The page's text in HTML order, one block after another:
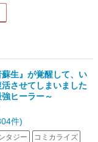
生』が覚醒して、い
させてしまいました
ヒーラー～
件)
タジー コミカライズ